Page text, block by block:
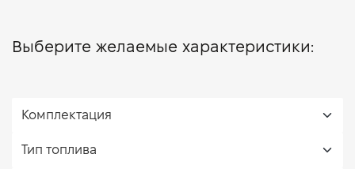
Выберите желаемые характеристики: